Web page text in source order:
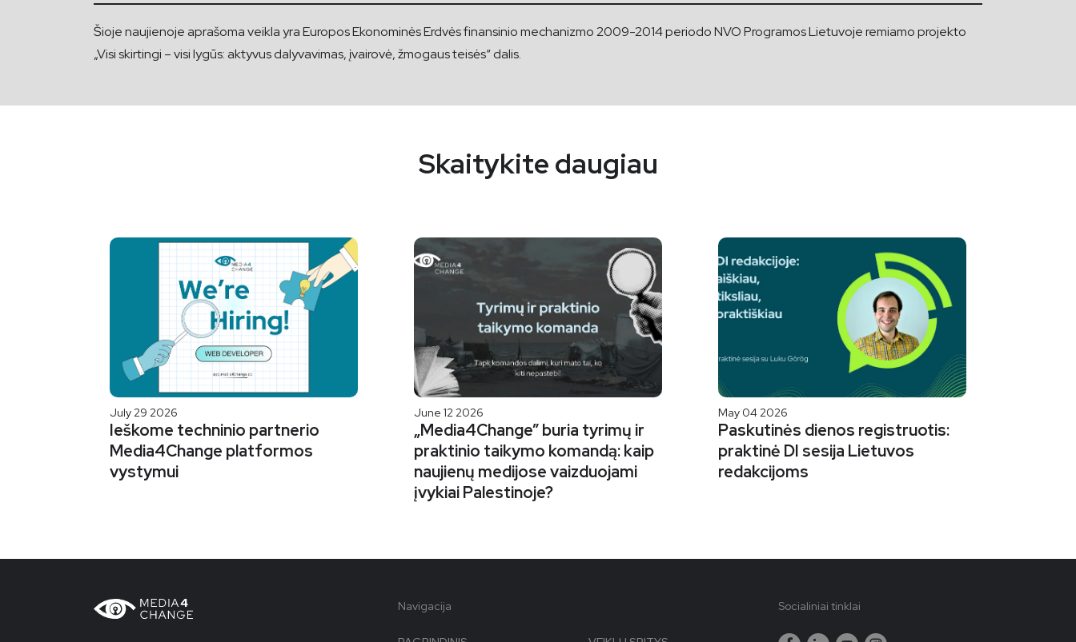
Šioje naujienoje aprašoma veikla yra Europos Ekonominės Erdvės finansinio mechanizmo 2009-2014 periodo NVO Programos Lietuvoje remiamo projekto
„Visi skirtingi – visi lygūs: aktyvus dalyvavimas, įvairovė, žmogaus teisės“ dalis.
Skaitykite daugiau
July 29 2026
Ieškome techninio partnerio
Media4Change platformos
vystymui
June 12 2026
„Media4Change” buria tyrimų ir
praktinio taikymo komandą: kaip
naujienų medijose vaizduojami
įvykiai Palestinoje?
May 04 2026
Paskutinės dienos registruotis:
praktinė DI sesija Lietuvos
redakcijoms
Navigacija Socialiniai tinklai